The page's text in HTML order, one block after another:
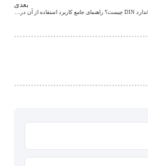
بعدی
استاندارد DIN چیست؟ راهنمای جامع کاربرد استفاده از آن در خارفنری